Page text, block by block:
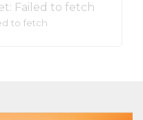
Failed to fetch
to fetch